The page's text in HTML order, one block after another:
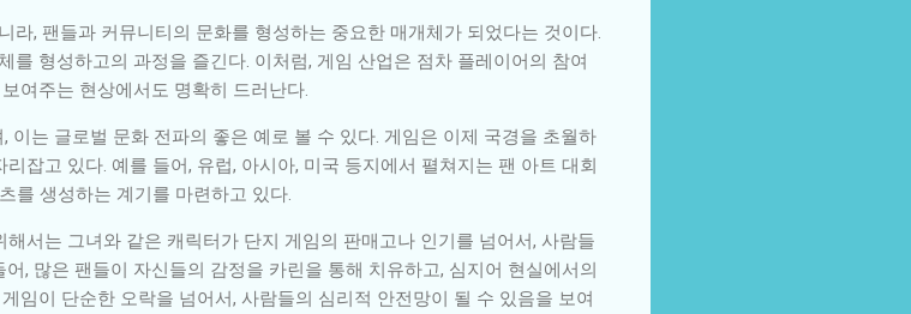
, 팬들과 커뮤니티의 문화를 형성하는 중요한 매개체가 되었다는 것이다.
형성하고의 과정을 즐긴다. 이처럼, 게임 산업은 점차 플레이어의 참여
여주는 현상에서도 명확히 드러난다.
는 글로벌 문화 전파의 좋은 예로 볼 수 있다. 게임은 이제 국경을 초월하
잡고 있다. 예를 들어, 유럽, 아시아, 미국 등지에서 펼쳐지는 팬 아트 대회
를 생성하는 계기를 마련하고 있다.
서는 그녀와 같은 캐릭터가 단지 게임의 판매고나 인기를 넘어서, 사람들
, 많은 팬들이 자신들의 감정을 카린을 통해 치유하고, 심지어 현실에서의
임이 단순한 오락을 넘어서, 사람들의 심리적 안전망이 될 수 있음을 보여